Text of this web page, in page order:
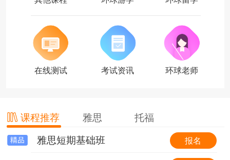
在线测试 考试资讯 环球老师
课程推荐 雅思 托福
雅思短期基础班 报名
托福基础班 报名
环球国际游学简介 报名